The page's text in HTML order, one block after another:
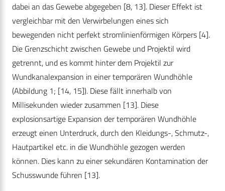
dabei an das Gewebe abgegeben [8, 13]. Dieser Effekt ist
vergleichbar mit den Verwirbelungen eines sich
bewegenden nicht perfekt stromlinienförmigen Körpers [4].
Die Grenzschicht zwischen Gewebe und Projektil wird
getrennt, und es kommt hinter dem Projektil zur
Wundkanalexpansion in einer temporären Wundhöhle
(Abbildung 1; [14, 15]). Diese fällt innerhalb von
Millisekunden wieder zusammen [13]. Diese
explosionsartige Expansion der temporären Wundhöhle
erzeugt einen Unterdruck, durch den Kleidungs-, Schmutz-,
Hautpartikel etc. in die Wundhöhle gezogen werden
können. Dies kann zu einer sekundären Kontamination der
Schusswunde führen [13].